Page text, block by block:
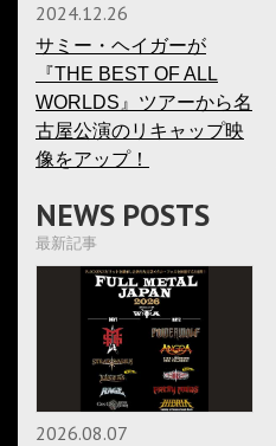
2024.12.26
サミー・ヘイガーが
『THE BEST OF ALL
WORLDS』ツアーから名
古屋公演のリキャップ映
像をアップ！
NEWS POSTS
最新記事
2026.08.07